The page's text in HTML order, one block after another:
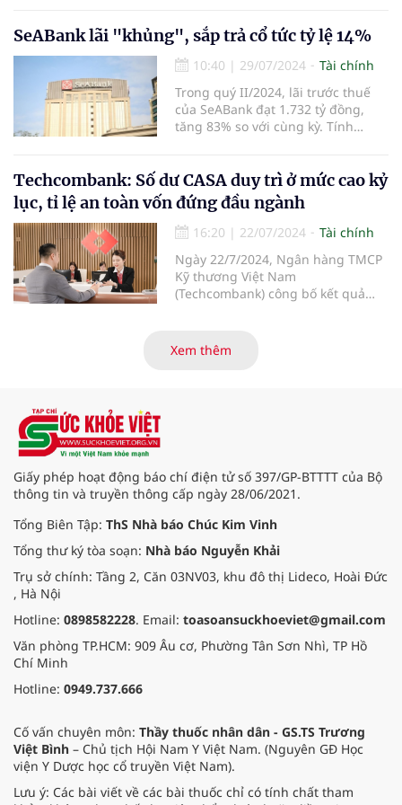
tăng 48,9% so với cùng kỳ. Các chỉ
tiêu hiệu quả và an toàn hoạt động
tiếp tục được nâng cao, khẳng
định hướng đi đúng của chiến
lược phát triển bền vững.
SeABank lãi "khủng", sắp trả cổ tức tỷ lệ 14%
10:40 | 29/07/2024
Tài chính
Trong quý II/2024, lãi trước thuế
của SeABank đạt 1.732 tỷ đồng,
tăng 83% so với cùng kỳ. Tính
61%. Ngoài ra, ngân hàng này
cũng chuẩn bị trả cổ tức cho cổ
đông tỷ lệ gần 14%.
Techcombank: Số dư CASA duy trì ở mức cao kỷ
lục, tỉ lệ an toàn vốn đứng đầu ngành
16:20 | 22/07/2024
Tài chính
Ngày 22/7/2024, Ngân hàng TMCP
Kỹ thương Việt Nam
(Techcombank) công bố kết quả
hạng mục kinh doanh cốt lõi, với
tổng thu nhập hoạt động và lợi
hàng tốt nhất Việt Nam” từ 3 tổ
chức uy tín hàng đầu thế giới là
Euromoney, FinanceAsia và Global
Finance.
Xem thêm
Giấy phép hoạt động báo chí điện tử số 397/GP-BTTTT của Bộ
thông tin và truyền thông cấp ngày 28/06/2021.
Tổng Biên Tập: ThS Nhà báo Chúc Kim Vinh
Tổng thư ký tòa soạn: Nhà báo Nguyễn Khải
Trụ sở chính: Tầng 2, Căn 03NV03, khu đô thị Lideco, Hoài Đức
, Hà Nội
Hotline: 0898582228. Email: toasoansuckhoeviet@gmail.com
Văn phòng TP.HCM: 909 Âu cơ, Phường Tân Sơn Nhì, TP Hồ
Chí Minh
Hotline: 0949.737.666
Cố vấn chuyên môn: Thầy thuốc nhân dân - GS.TS Trương
Việt Bình – Chủ tịch Hội Nam Y Việt Nam. (Nguyên GĐ Học
viện Y Dược học cổ truyền Việt Nam).
Lưu ý: Các bài viết về các bài thuốc chỉ có tính chất tham